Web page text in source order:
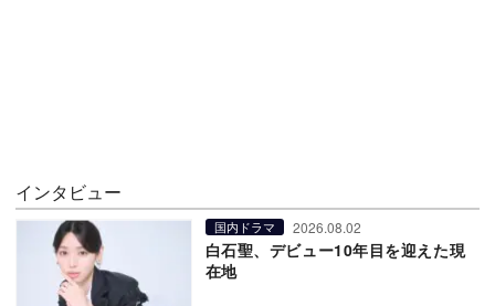
インタビュー
国内ドラマ 2026.08.02
白石聖、デビュー10年目を迎えた現
在地